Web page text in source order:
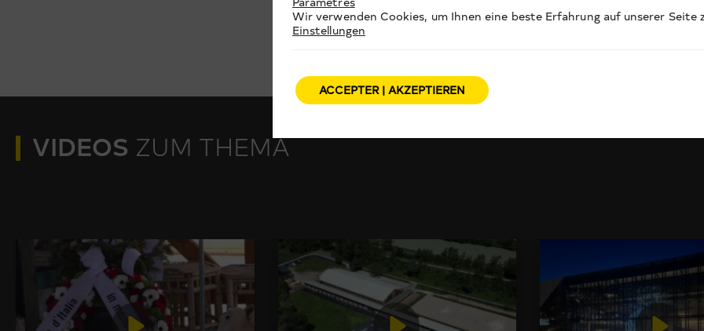
VIDEOS ZUM THEMA
Wir verwenden Cookies, um Ihnen eine beste Erfahrung auf unserer Seite
Einstellungen
ACCEPTER | AKZEPTIEREN